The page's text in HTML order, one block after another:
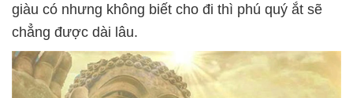
giàu có nhưng không biết cho đi thì phú quý ắt sẽ
chẳng được dài lâu.